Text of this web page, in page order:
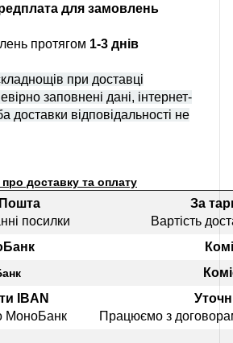
для замовлень
протягом 1-3 днів
при доставці
заповнені дані, інтернет-
доставки відповідальності не
доставку та оплату
посилки
За
Вартість
IBAN
МоноБанк
Працюємо з